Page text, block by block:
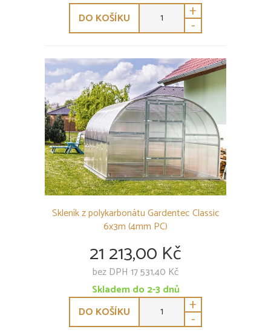
DO KOŠÍKU
+
-
Skleník z polykarbonátu Gardentec Classic
6x3m (4mm PC)
21 213,00 Kč
bez DPH 17 531,40 Kč
Skladem do 2-3 dnů
DO KOŠÍKU
+
-